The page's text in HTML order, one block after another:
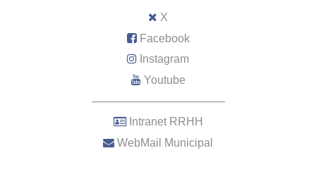
X
Facebook
Instagram
Youtube
–––––––––––––––––––––
Intranet RRHH
WebMail Municipal